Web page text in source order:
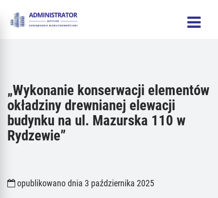
„Wykonanie konserwacji elementów
okładziny drewnianej elewacji
budynku na ul. Mazurska 110 w
Rydzewie”
opublikowano dnia 3 października 2025